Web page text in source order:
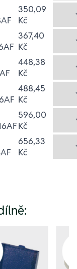
350,09
Kč
367,40
Kč
448,38
Kč
488,45
Kč
596,00
Kč
656,33
Kč